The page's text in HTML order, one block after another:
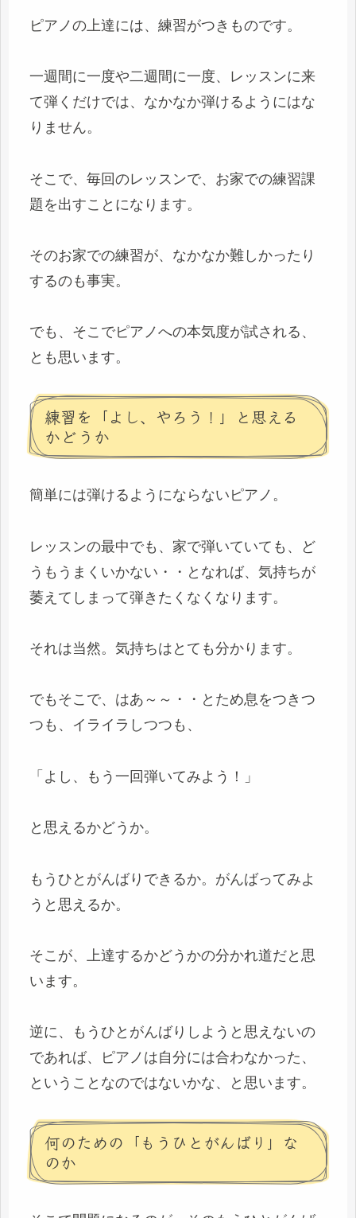
ピアノの上達には、練習がつきものです。
一週間に一度や二週間に一度、レッスンに来
て弾くだけでは、なかなか弾けるようにはな
りません。
そこで、毎回のレッスンで、お家での練習課
題を出すことになります。
そのお家での練習が、なかなか難しかったり
するのも事実。
でも、そこでピアノへの本気度が試される、
とも思います。
練習を「よし、やろう！」と思える
かどうか
簡単には弾けるようにならないピアノ。
レッスンの最中でも、家で弾いていても、ど
うもうまくいかない・・となれば、気持ちが
萎えてしまって弾きたくなくなります。
それは当然。気持ちはとても分かります。
でもそこで、はあ～～・・とため息をつきつ
つも、イライラしつつも、
「よし、もう一回弾いてみよう！」
と思えるかどうか。
もうひとがんばりできるか。がんばってみよ
うと思えるか。
そこが、上達するかどうかの分かれ道だと思
います。
逆に、もうひとがんばりしようと思えないの
であれば、ピアノは自分には合わなかった、
ということなのではないかな、と思います。
何のための「もうひとがんばり」な
のか